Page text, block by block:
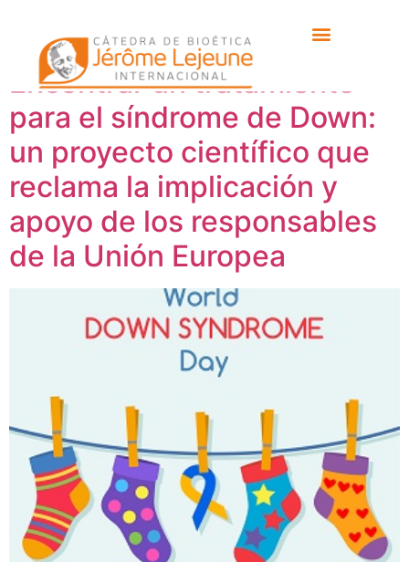
Etiqueta: juan fortea
Encontrar un tratamiento
para el síndrome de Down:
un proyecto científico que
reclama la implicación y
apoyo de los responsables
de la Unión Europea